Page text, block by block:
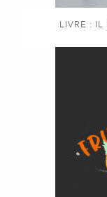
LIVRE : IL